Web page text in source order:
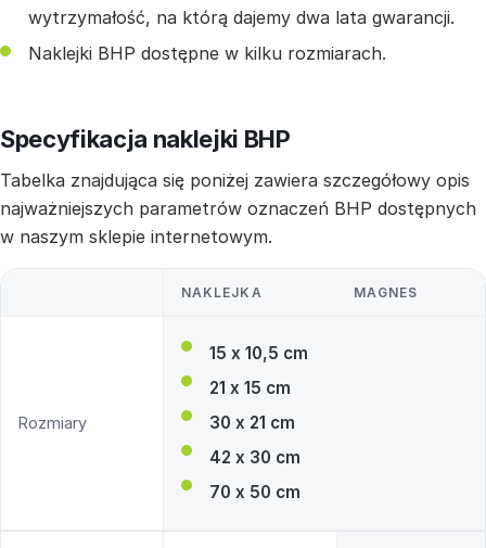
wytrzymałość, na którą dajemy dwa lata gwarancji.
Naklejki BHP dostępne w kilku rozmiarach.
Specyfikacja naklejki BHP
Tabelka znajdująca się poniżej zawiera szczegółowy opis
najważniejszych parametrów oznaczeń BHP dostępnych
w naszym sklepie internetowym.
NAKLEJKA MAGNES
Rozmiary
15 x 10,5 cm
21 x 15 cm
30 x 21 cm
42 x 30 cm
70 x 50 cm